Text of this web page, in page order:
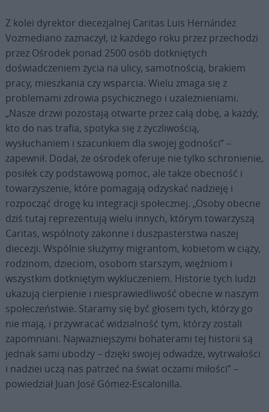
Z kolei dyrektor diecezjalnej Caritas Luis Hernández
Vozmediano zaznaczył, iż każdego roku przez przechodzi
przez Ośrodek ponad 2500 osób dotkniętych
doświadczeniem życia na ulicy, samotnością, brakiem
pracy, mieszkania czy wsparcia. Wielu zmaga się z
problemami zdrowia psychicznego i uzależnieniami.
„Nasze drzwi pozostają otwarte przez całą dobę, a każdy,
kto do nas trafia, spotyka się z życzliwością,
wysłuchaniem i szacunkiem dla swojej godności” –
zapewnił. Dodał, że ośrodek oferuje nie tylko schronienie,
posiłek czy podstawową pomoc, ale także obecność i
towarzyszenie, które pomagają odzyskać nadzieję i
rozpocząć drogę ku integracji społecznej. „Osoby obecne
dziś tutaj reprezentują wielu innych, którym towarzyszą
Caritas, wspólnoty zakonne i duszpasterstwa naszej
diecezji. Wspólnie służymy migrantom, kobietom w ciąży,
rodzinom, dzieciom, osobom starszym, więźniom i
wszystkim dotkniętym wykluczeniem. Historie tych ludzi
ukazują cierpienie i niesprawiedliwość obecne w naszym
społeczeństwie. Staramy się być głosem tych, którzy go
nie mają, i przywracać widzialność tym, którzy zostali
zapomniani. Najważniejszymi bohaterami tej historii są
jednak sami ubodzy – dzięki swojej odwadze, wytrwałości
i nadziei uczą nas patrzeć na świat oczami miłości” –
powiedział Juan José Gómez-Escalonilla.